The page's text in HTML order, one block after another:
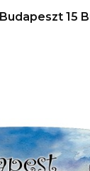
15